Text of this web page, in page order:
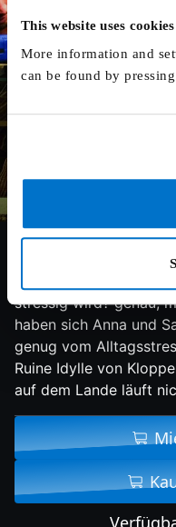
This website uses cookies
More information and
can be found by
4.1/10 2016
stressig wird? genau,
haben sich Anna und
genug vom
Ruine Idylle von
auf dem Lande läuft